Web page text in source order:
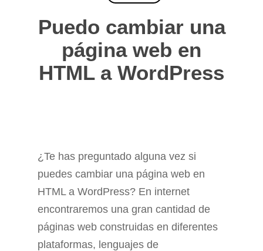
Puedo cambiar una
página web en
HTML a WordPress
¿Te has preguntado alguna vez si
puedes cambiar una página web en
HTML a WordPress? En internet
encontraremos una gran cantidad de
páginas web construidas en diferentes
plataformas, lenguajes de